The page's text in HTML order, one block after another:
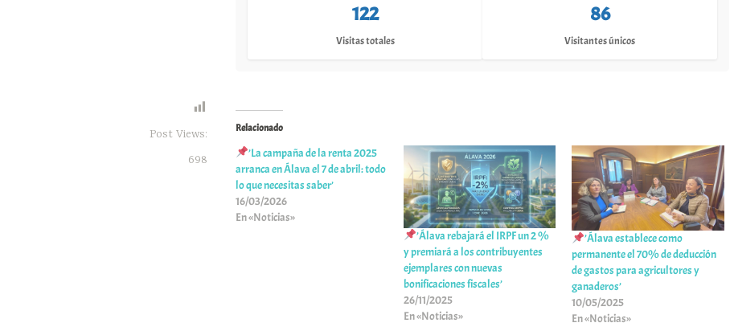
122
Visitas totales
86
Visitantes únicos
Post Views:
698
Relacionado
’La campaña de la renta 2025
arranca en Álava el 7 de abril: todo
lo que necesitas saber’
16/03/2026
En «Noticias»
’Álava rebajará el IRPF un 2 %
y premiará a los contribuyentes
ejemplares con nuevas
bonificaciones fiscales’
26/11/2025
En «Noticias»
’Álava establece como
permanente el 70% de deducción
de gastos para agricultores y
ganaderos’
10/05/2025
En «Noticias»